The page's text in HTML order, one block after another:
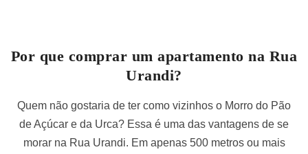
Por que comprar um apartamento na Rua
Urandi?
Quem não gostaria de ter como vizinhos o Morro do Pão
de Açúcar e da Urca? Essa é uma das vantagens de se
morar na Rua Urandi. Em apenas 500 metros ou mais